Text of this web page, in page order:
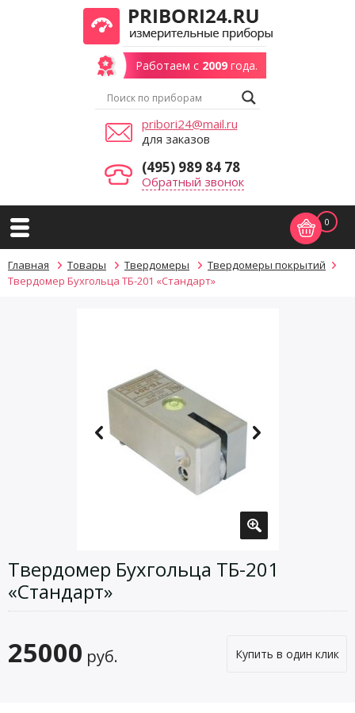
Работаем с 2009года.
pribori24@mail.ru
для заказов
(495) 989 84 78
Обратный звонок
0
Главная Товары Твердомеры
Твердомеры покрытий
Твердомер Бухгольца ТБ-201 «Стандарт»
Твердомер Бухгольца ТБ-201
«Стандарт»
25000 руб. Купить в один клик